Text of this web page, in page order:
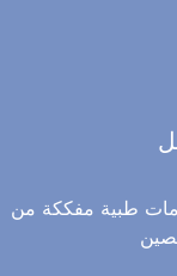
طبية مفككة من